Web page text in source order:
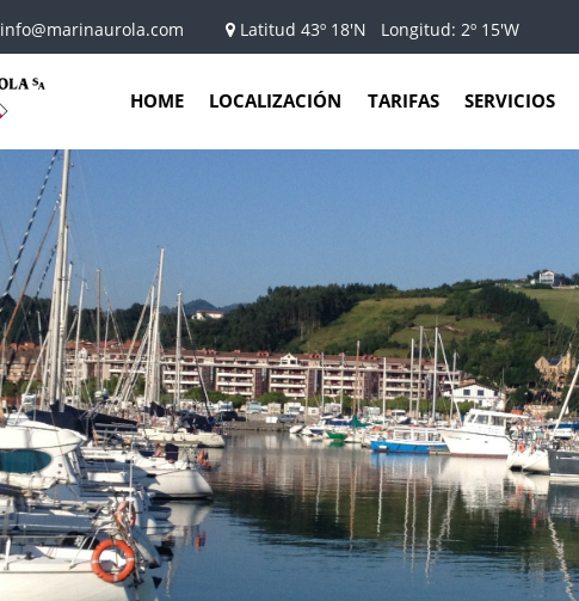
info@marinaurola.com Latitud 43º 18'N Longitud: 2º 15'W
HOME LOCALIZACIÓN TARIFAS SERVICIOS